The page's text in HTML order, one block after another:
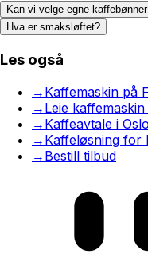
Kan vi velge egne
Hva er smaksløftet?
Les også
→ Kaffemaskin på
→ Leie
→ Kaffeavtale i Oslo
→ Kaffeløsning for
→ Bestill tilbud